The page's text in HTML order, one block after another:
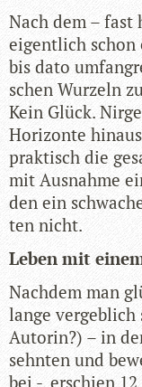
Nach dem – fast
eigent­lich
bis dato
schen Wur­zeln
Kein Glück.
Hori­zonte
prak­tisch die
mit Aus­nahme
den ein
ten nicht.
Leben mit
Nach­dem man
lange ver­geb­lich
Autorin?) – in
sehn­ten und
bei -, erschien